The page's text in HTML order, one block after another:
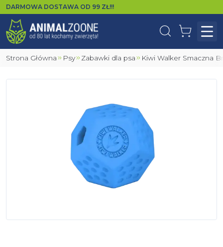
DARMOWA DOSTAWA OD 99 ZŁ!!!
WyszukajKoszyk
Strona Główna Psy Zabawki dla psa Kiwi Walker Smaczna